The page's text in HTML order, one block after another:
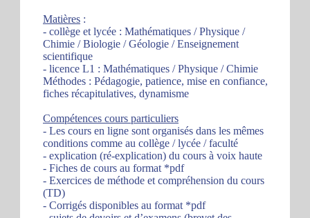
Matières :
- collège et lycée : Mathématiques / Physique /
Chimie / Biologie / Géologie / Enseignement
scientifique
- licence L1 : Mathématiques / Physique / Chimie
Méthodes : Pédagogie, patience, mise en confiance,
fiches récapitulatives, dynamisme
Compétences cours particuliers
- Les cours en ligne sont organisés dans les mêmes
conditions comme au collège / lycée / faculté
- explication (ré-explication) du cours à voix haute
- Fiches de cours au format *pdf
- Exercices de méthode et compréhension du cours
(TD)
- Corrigés disponibles au format *pdf